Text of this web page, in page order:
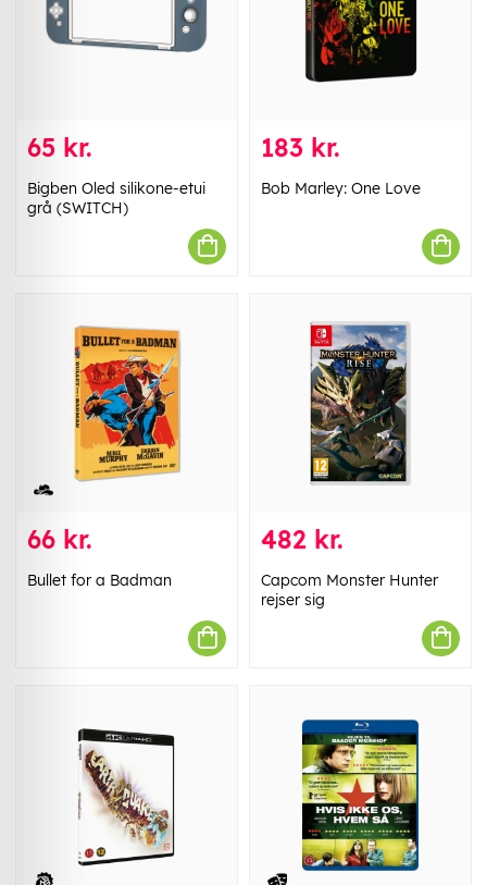
65 kr.
Bigben Oled silikone-etui
grå (SWITCH)
183 kr.
Bob Marley: One Love
66 kr.
Bullet for a Badman
482 kr.
Capcom Monster Hunter
rejser sig